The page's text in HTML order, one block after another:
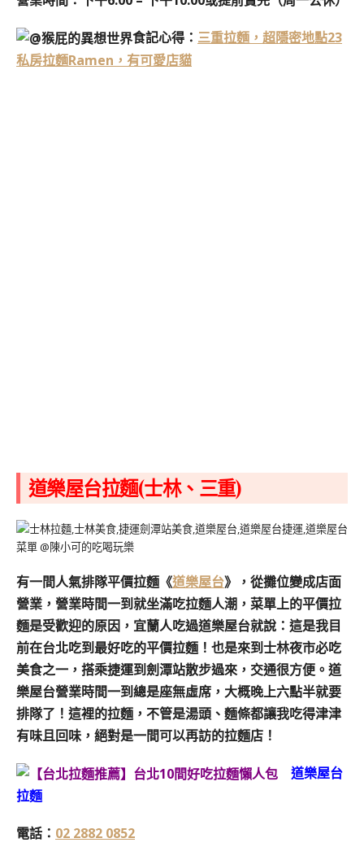
食記心得： 三重拉麵，超隱密地點23
私房拉麵Ramen，有可愛店貓
道樂屋台拉麵(士林、三重)
有一間人氣排隊平價拉麵《道樂屋台》，從攤位變成店面
營業，營業時間一到就坐滿吃拉麵人潮，菜單上的平價拉
麵是受歡迎的原因，宜蘭人吃過道樂屋台就說：這是我目
前在台北吃到最好吃的平價拉麵！也是來到士林夜市必吃
美食之一，搭乘捷運到劍潭站散步過來，交通很方便。道
樂屋台營業時間一到總是座無虛席，大概晚上六點半就要
排隊了！這裡的拉麵，不管是湯頭、麵條都讓我吃得津津
有味且回味，絕對是一間可以再訪的拉麵店！
道樂屋台
拉麵
電話： 02 2882 0852